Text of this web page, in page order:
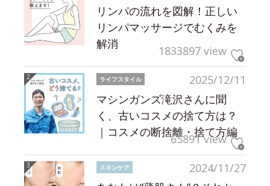
リンパの流れを図解！正しい
リンパマッサージでむくみを
解消
1833897 view
2025/12/11
ライフスタイル
マシンガンズ滝沢さんに聞
く、古いコスメの捨て方は？
｜コスメの断捨離・捨て方編
65891 view
2024/11/27
スキンケア